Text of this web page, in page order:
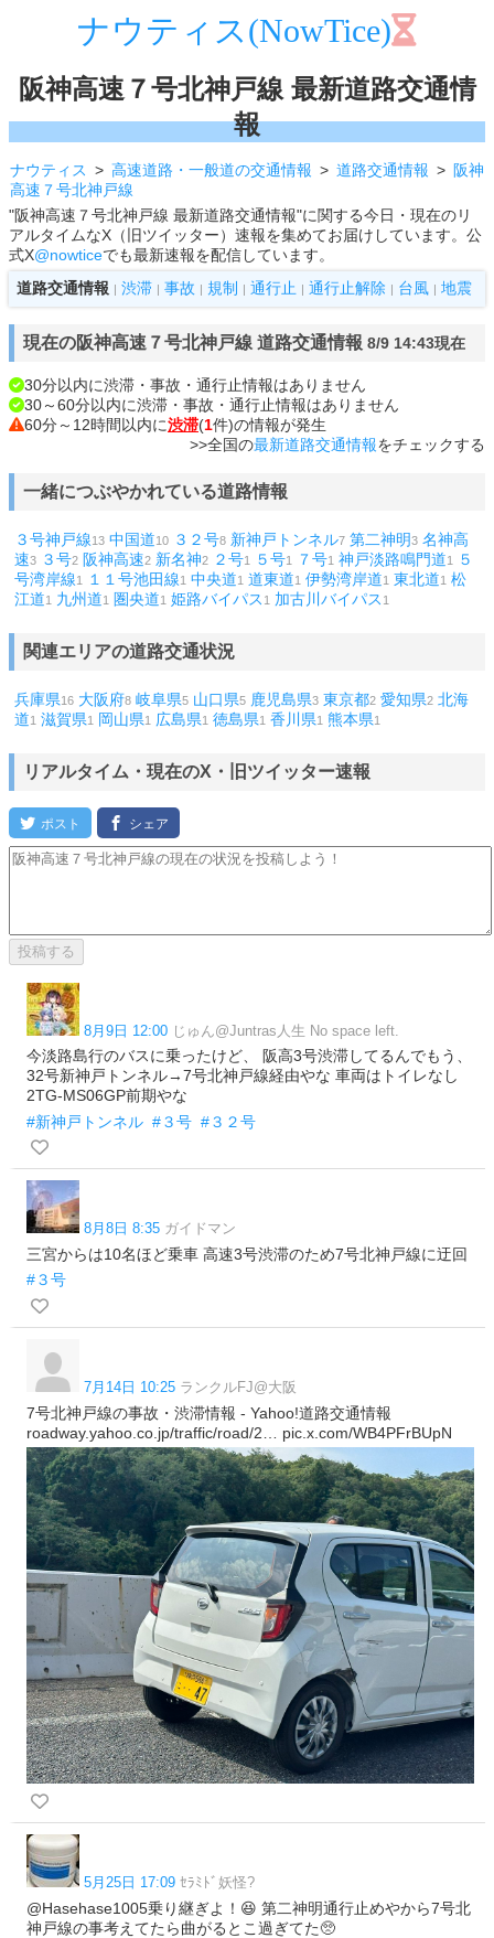
ナウティス(NowTice)
阪神高速７号北神戸線 最新道路交通情
報
ナウティス 高速道路・一般道の交通情報 道路交通情報
阪神
高速７号北神戸線
"阪神高速７号北神戸線 最新道路交通情報"に関する今日・現在のリ
アルタイムなX（旧ツイッター）速報を集めてお届けしています。公
式X@nowticeでも最新速報を配信しています。
道路交通情報
渋滞 事故 規制 通行止 通行止解除 台風 地震
現在の阪神高速７号北神戸線 道路交通情報 8/9 14:43現在
30分以内に渋滞・事故・通行止情報はありません
30～60分以内に渋滞・事故・通行止情報はありません
60分～12時間以内に渋滞(1件)の情報が発生
>>全国の最新道路交通情報をチェックする
一緒につぶやかれている道路情報
３号神戸線13 中国道10 ３２号8 新神戸トンネル7 第二神明3 名神高
速3 ３号2 阪神高速2 新名神2 ２号1 ５号1 ７号1 神戸淡路鳴門道1 ５
号湾岸線1 １１号池田線1 中央道1 道東道1 伊勢湾岸道1 東北道1 松
江道1 九州道1 圏央道1 姫路バイパス 1 加古川バイパス 1
関連エリアの道路交通状況
兵庫県16 大阪府8 岐阜県5 山口県5 鹿児島県3 東京都2 愛知県2 北海
道1 滋賀県1 岡山県1 広島県1 徳島県1 香川県1 熊本県1
リアルタイム・現在のX・旧ツイッター速報
8月9日 12:00 じゅん@Juntras人生 No space left.
今淡路島行のバスに乗ったけど、 阪高3号渋滞してるんでもう、
32号新神戸トンネル→7号北神戸線経由やな 車両はトイレなし
2TG-MS06GP前期やな
#新神戸トンネル #３号 #３２号
8月8日 8:35 ガイドマン
三宮からは10名ほど乗車 高速3号渋滞のため7号北神戸線に迂回
#３号
7月14日 10:25 ランクルFJ@大阪
7号北神戸線の事故・渋滞情報 - Yahoo!道路交通情報
roadway.yahoo.co.jp/traffic/road/2… pic.x.com/WB4PFrBUpN
5月25日 17:09 ｾﾗﾐﾄﾞ妖怪?
@Hasehase1005乗り継ぎよ！😆 第二神明通行止めやから7号北
神戸線の事考えてたら曲がるとこ過ぎてた🥺